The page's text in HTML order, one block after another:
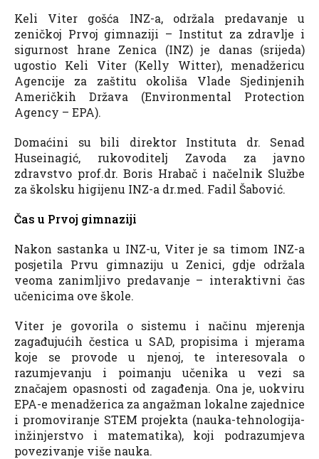
Keli Viter gošća INZ-a, održala predavanje u
zeničkoj Prvoj gimnaziji – Institut za zdravlje i
sigurnost hrane Zenica (INZ) je danas (srijeda)
ugostio Keli Viter (Kelly Witter), menadžericu
Agencije za zaštitu okoliša Vlade Sjedinjenih
Američkih Država (Environmental Protection
Agency – EPA).
Domaćini su bili direktor Instituta dr. Senad
Huseinagić, rukovoditelj Zavoda za javno
zdravstvo prof.dr. Boris Hrabač i načelnik Službe
za školsku higijenu INZ-a dr.med. Fadil Šabović.
Čas u Prvoj gimnaziji
Nakon sastanka u INZ-u, Viter je sa timom INZ-a
posjetila Prvu gimnaziju u Zenici, gdje održala
veoma zanimljivo predavanje – interaktivni čas
učenicima ove škole.
Viter je govorila o sistemu i načinu mjerenja
zagađujućih čestica u SAD, propisima i mjerama
koje se provode u njenoj, te interesovala o
razumjevanju i poimanju učenika u vezi sa
značajem opasnosti od zagađenja. Ona je, uokviru
EPA-e menadžerica za angažman lokalne zajednice
i promoviranje STEM projekta (nauka-tehnologija-
inžinjerstvo i matematika), koji podrazumjeva
povezivanje više nauka.